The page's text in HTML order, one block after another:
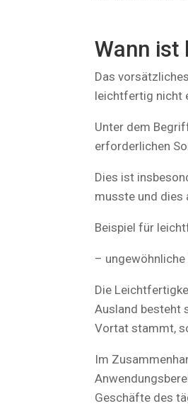
Wann
Das
leichtfertig nicht
Unter dem
erforderlichen
Dies ist
musste und dies
Beispiel für
–
Die
Ausland besteht
Vortat stammt,
Im
Geschäfte des